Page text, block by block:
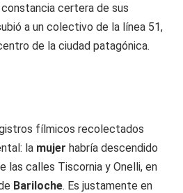
certera de sus
a un colectivo de la línea 51,
de la ciudad patagónica.
fílmicos recolectados
la mujer habría descendido
las calles Tiscornia y Onelli, en
Bariloche. Es justamente en